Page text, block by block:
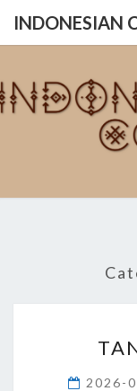
INDONESIAN
2026-